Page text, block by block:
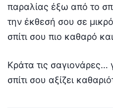
παραλίας έξω από το
την έκθεσή σου σε
σπίτι σου πιο καθαρό
Κράτα τις σαγιονάρες…
σπίτι σου αξίζει